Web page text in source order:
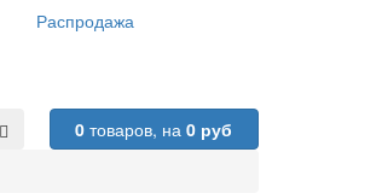
Распродажа
0 товаров, на0 руб